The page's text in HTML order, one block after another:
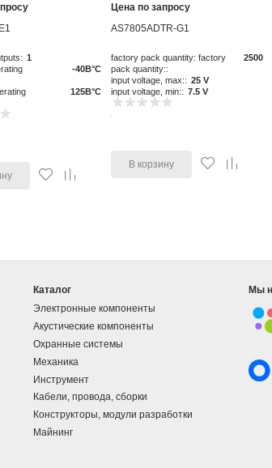
1
-40В°C
125В°C
Цена по запросу
AS7805ADTR-G1
factory pack quantity: factory
pack quantity::
2500
input voltage, max:: 25 V
input voltage, min:: 7.5 V
В корзину
Каталог
Электронные компоненты
Акустические компоненты
Охранные системы
Механика
Инструмент
Кабели, провода, сборки
Конструкторы, модули разработки
Майнинг
Мы